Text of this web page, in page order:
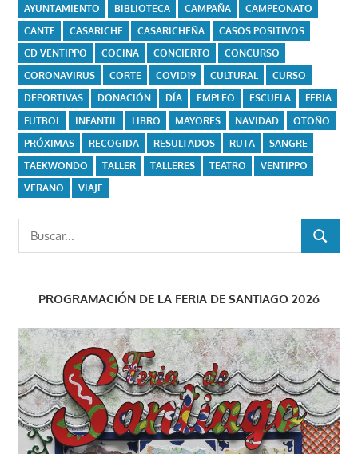
AYUNTAMIENTO
BIBLIOTECA CAMPAÑA
CAMPEONATO
CANTE
CASARICHE CASARICHEÑA
CASOS POSITIVOS
CD VENTIPPO
COCINA CONCIERTO
CONCURSO
CORONAVIRUS
CORTE COVID19 CULTURAL
CURSO
DEPORTIVAS
DONACIÓN DÍA EMPLEO ESCUELA
FERIA
FUTBOL
INFANTIL LIBRO MAYORES NAVIDAD
OTOÑO
PRÓXIMAS
RECOGIDA RESULTADOS RUTA
SANGRE
TAEKWONDO
TALLER TALLERES TEATRO
VENTIPPO
VERANO
VIAJE
Buscar:
BUSCAR
PROGRAMACIÓN DE LA FERIA DE SANTIAGO 2026